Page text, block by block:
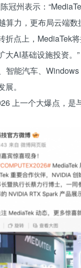
冠州表示：
算力，更布局云端
点上，MediaTek
大AI基础设施投资。”
智能汽车、
。
上一个大爆点，